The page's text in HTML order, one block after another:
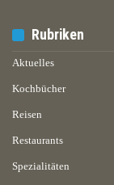
Rubriken
Aktuelles
Kochbücher
Reisen
Restaurants
Spezialitäten